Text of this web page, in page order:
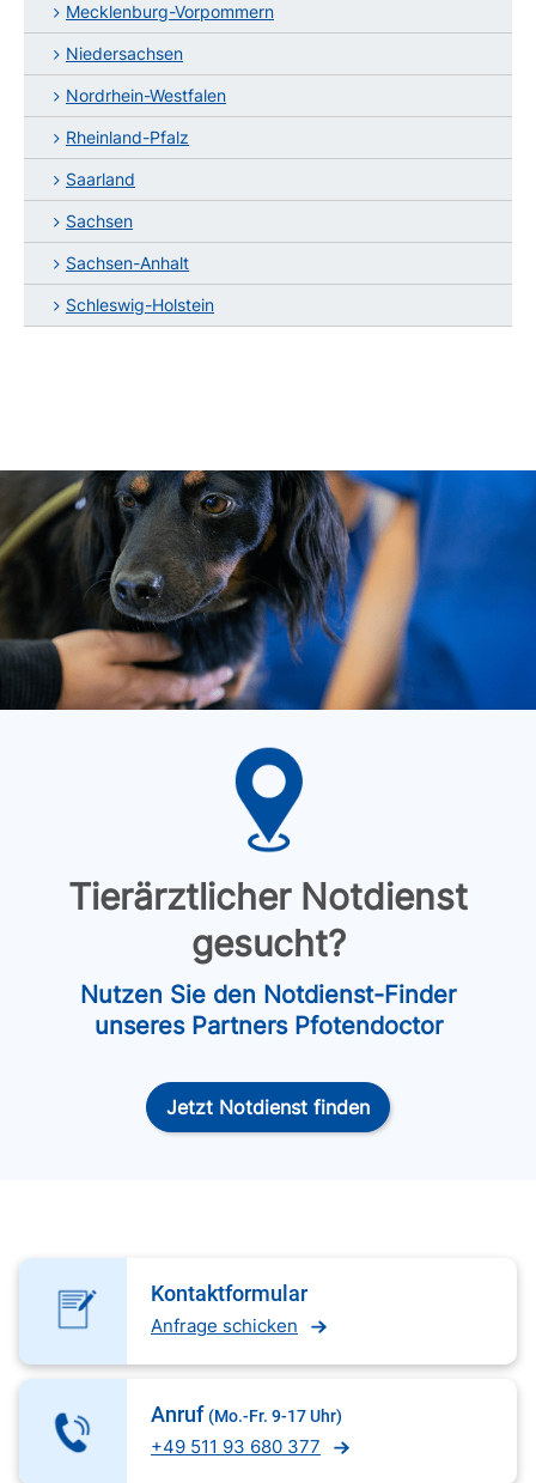
Mecklenburg-Vorpommern
Niedersachsen
Nordrhein-Westfalen
Rheinland-Pfalz
Saarland
Sachsen
Sachsen-Anhalt
Schleswig-Holstein
Tierärztlicher Notdienst
gesucht?
Nutzen Sie den Notdienst-Finder
unseres Partners Pfotendoctor
Jetzt Notdienst finden
Kontaktformular
Anfrage schicken
Anruf (Mo.-Fr. 9-17 Uhr)
+49 511 93 680 377